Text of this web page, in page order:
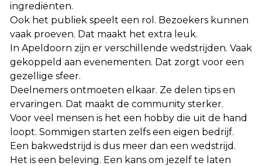
ingrediënten.
Ook het publiek speelt een rol. Bezoekers kunnen
vaak proeven. Dat maakt het extra leuk.
In Apeldoorn zijn er verschillende wedstrijden. Vaak
gekoppeld aan evenementen. Dat zorgt voor een
gezellige sfeer.
Deelnemers ontmoeten elkaar. Ze delen tips en
ervaringen. Dat maakt de community sterker.
Voor veel mensen is het een hobby die uit de hand
loopt. Sommigen starten zelfs een eigen bedrijf.
Een bakwedstrijd is dus meer dan een wedstrijd.
Het is een beleving. Een kans om jezelf te laten